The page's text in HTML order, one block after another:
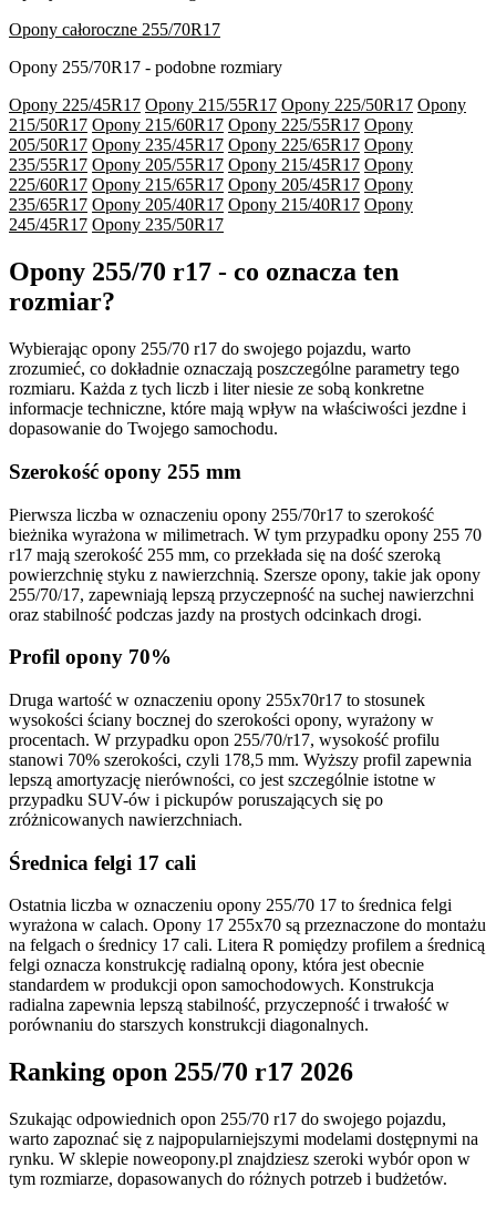
Opony całoroczne 255/70R17
Opony 255/70R17 - podobne rozmiary
Opony 225/45R17 Opony 215/55R17 Opony 225/50R17 Opony
215/50R17 Opony 215/60R17 Opony 225/55R17 Opony
205/50R17 Opony 235/45R17 Opony 225/65R17 Opony
235/55R17 Opony 205/55R17 Opony 215/45R17 Opony
225/60R17 Opony 215/65R17 Opony 205/45R17 Opony
235/65R17 Opony 205/40R17 Opony 215/40R17 Opony
245/45R17 Opony 235/50R17
Opony 255/70 r17 - co oznacza ten
rozmiar?
Wybierając opony 255/70 r17 do swojego pojazdu, warto
zrozumieć, co dokładnie oznaczają poszczególne parametry tego
rozmiaru. Każda z tych liczb i liter niesie ze sobą konkretne
informacje techniczne, które mają wpływ na właściwości jezdne i
dopasowanie do Twojego samochodu.
Szerokość opony 255 mm
Pierwsza liczba w oznaczeniu opony 255/70r17 to szerokość
bieżnika wyrażona w milimetrach. W tym przypadku opony 255 70
r17 mają szerokość 255 mm, co przekłada się na dość szeroką
powierzchnię styku z nawierzchnią. Szersze opony, takie jak opony
255/70/17, zapewniają lepszą przyczepność na suchej nawierzchni
oraz stabilność podczas jazdy na prostych odcinkach drogi.
Profil opony 70%
Druga wartość w oznaczeniu opony 255x70r17 to stosunek
wysokości ściany bocznej do szerokości opony, wyrażony w
procentach. W przypadku opon 255/70/r17, wysokość profilu
stanowi 70% szerokości, czyli 178,5 mm. Wyższy profil zapewnia
lepszą amortyzację nierówności, co jest szczególnie istotne w
przypadku SUV-ów i pickupów poruszających się po
zróżnicowanych nawierzchniach.
Średnica felgi 17 cali
Ostatnia liczba w oznaczeniu opony 255/70 17 to średnica felgi
wyrażona w calach. Opony 17 255x70 są przeznaczone do montażu
na felgach o średnicy 17 cali. Litera R pomiędzy profilem a średnicą
felgi oznacza konstrukcję radialną opony, która jest obecnie
standardem w produkcji opon samochodowych. Konstrukcja
radialna zapewnia lepszą stabilność, przyczepność i trwałość w
porównaniu do starszych konstrukcji diagonalnych.
Ranking opon 255/70 r17 2026
Szukając odpowiednich opon 255/70 r17 do swojego pojazdu,
warto zapoznać się z najpopularniejszymi modelami dostępnymi na
rynku. W sklepie noweopony.pl znajdziesz szeroki wybór opon w
tym rozmiarze, dopasowanych do różnych potrzeb i budżetów.